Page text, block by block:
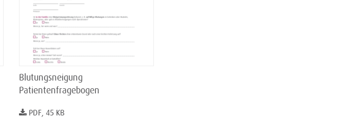
Blutungsneigung
Patientenfragebogen
PDF, 45 KB